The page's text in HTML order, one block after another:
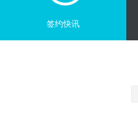
签约快讯